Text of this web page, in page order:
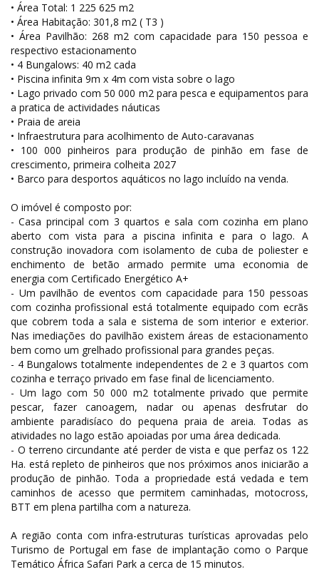
• Área Total: 1 225 625 m2
• Área Habitação: 301,8 m2 ( T3 )
• Área Pavilhão: 268 m2 com capacidade para 150 pessoa e
respectivo estacionamento
• 4 Bungalows: 40 m2 cada
• Piscina infinita 9m x 4m com vista sobre o lago
• Lago privado com 50 000 m2 para pesca e equipamentos para
a pratica de actividades náuticas
• Praia de areia
• Infraestrutura para acolhimento de Auto-caravanas
• 100 000 pinheiros para produção de pinhão em fase de
crescimento, primeira colheita 2027
• Barco para desportos aquáticos no lago incluído na venda.
O imóvel é composto por:
- Casa principal com 3 quartos e sala com cozinha em plano
aberto com vista para a piscina infinita e para o lago. A
construção inovadora com isolamento de cuba de poliester e
enchimento de betão armado permite uma economia de
energia com Certificado Energético A+
- Um pavilhão de eventos com capacidade para 150 pessoas
com cozinha profissional está totalmente equipado com ecrãs
que cobrem toda a sala e sistema de som interior e exterior.
Nas imediações do pavilhão existem áreas de estacionamento
bem como um grelhado profissional para grandes peças.
- 4 Bungalows totalmente independentes de 2 e 3 quartos com
cozinha e terraço privado em fase final de licenciamento.
- Um lago com 50 000 m2 totalmente privado que permite
pescar, fazer canoagem, nadar ou apenas desfrutar do
ambiente paradisíaco do pequena praia de areia. Todas as
atividades no lago estão apoiadas por uma área dedicada.
- O terreno circundante até perder de vista e que perfaz os 122
Ha. está repleto de pinheiros que nos próximos anos iniciarão a
produção de pinhão. Toda a propriedade está vedada e tem
caminhos de acesso que permitem caminhadas, motocross,
BTT em plena partilha com a natureza.
A região conta com infra-estruturas turísticas aprovadas pelo
Turismo de Portugal em fase de implantação como o Parque
Temático África Safari Park a cerca de 15 minutos.